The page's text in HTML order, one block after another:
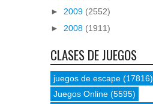
► 2009 (2552)
► 2008 (1911)
CLASES DE JUEGOS
juegos de escape (17816)
Juegos Online (5595)